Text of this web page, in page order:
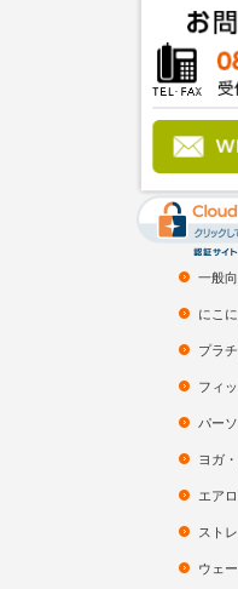
一般
にこ
プラ
フィ
パー
ヨガ
エア
スト
ウェ